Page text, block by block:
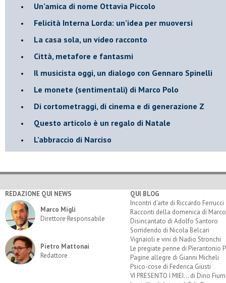
Un’amica di nome Ottavia Piccolo
​Felicità Interna Lorda: un’idea per muoversi
​La casa sola, un video racconto
​Città, metafore e fantasmi
Il musicista oggi, un dialogo con Gennaro Spinelli
Le monete (sentimentali) di Marco Polo
​Di cortometraggi, di cinema e di generazione Z
​Questo articolo è un regalo di Natale
L’abbraccio di Narciso
REDAZIONE QUI NEWS
Marco Migli
Direttore Responsabile
Pietro Mattonai
Redattore
QUI BLOG
Incontri d'arte di Riccardo Ferrucci
Racconti della domenica di
Disincantato di Adolfo Santoro
Sorridendo di Nicola Belcari
Vignaioli e vini di Nadio Stronchi
Le pregiate penne di Pierantonio
Pagine allegre di Gianni Micheli
Psico-cose di Federica Giusti
VI PRESENTO I MIEI... di Dino